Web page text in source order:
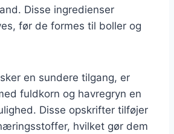
Disse ingredienser
før de formes til boller og
en sundere tilgang, er
fuldkorn og havregryn en
Disse opskrifter tilføjer
hvilket gør dem